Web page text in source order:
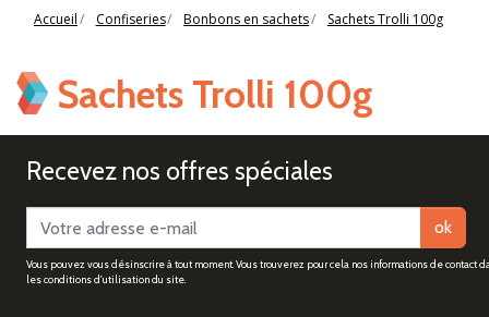
Accueil Confiseries Bonbons en sachets Sachets Trolli 100g
Sachets Trolli 100g
Recevez nos offres spéciales
ok
Vous pouvez vous désinscrire à tout moment. Vous trouverez pour cela nos informations de contact
les conditions d'utilisation du site.